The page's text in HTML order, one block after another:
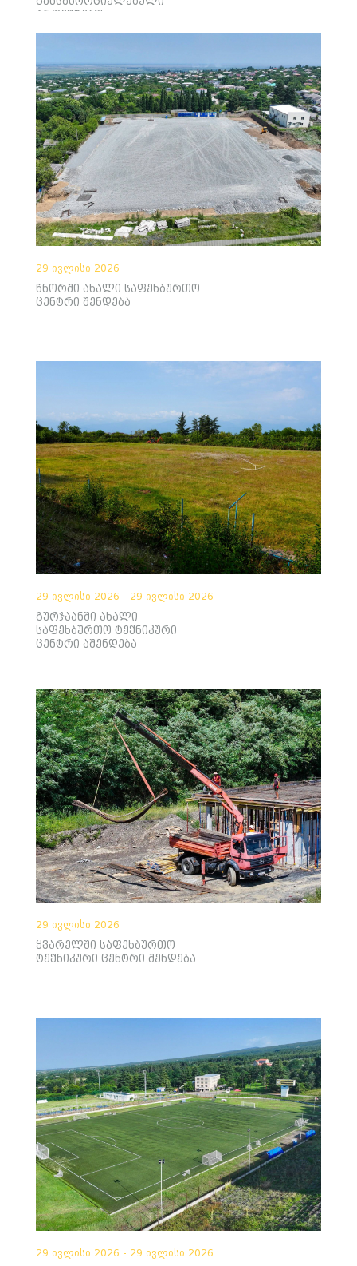
პროექტების
29 ივლისი 2026
წნორში ახალი საფეხბურთო
ცენტრი შენდება
29 ივლისი 2026 - 29 ივლისი 2026
გურჯაანში ახალი
საფეხბურთო ტექნიკური
ცენტრი აშენდება
29 ივლისი 2026
ყვარელში საფეხბურთო
ტექნიკური ცენტრი შენდება
29 ივლისი 2026 - 29 ივლისი 2026